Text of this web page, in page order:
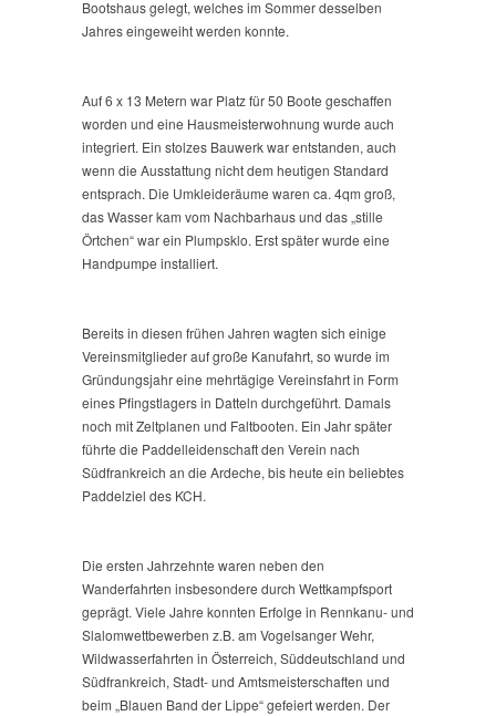
Bootshaus gelegt, welches im Sommer desselben
Jahres eingeweiht werden konnte.
Auf 6 x 13 Metern war Platz für 50 Boote geschaffen
worden und eine Hausmeisterwohnung wurde auch
integriert. Ein stolzes Bauwerk war entstanden, auch
wenn die Ausstattung nicht dem heutigen Standard
entsprach. Die Umkleideräume waren ca. 4qm groß,
das Wasser kam vom Nachbarhaus und das „stille
Örtchen“ war ein Plumpsklo. Erst später wurde eine
Handpumpe installiert.
Bereits in diesen frühen Jahren wagten sich einige
Vereinsmitglieder auf große Kanufahrt, so wurde im
Gründungsjahr eine mehrtägige Vereinsfahrt in Form
eines Pfingstlagers in Datteln durchgeführt. Damals
noch mit Zeltplanen und Faltbooten. Ein Jahr später
führte die Paddelleidenschaft den Verein nach
Südfrankreich an die Ardeche, bis heute ein beliebtes
Paddelziel des KCH.
Die ersten Jahrzehnte waren neben den
Wanderfahrten insbesondere durch Wettkampfsport
geprägt. Viele Jahre konnten Erfolge in Rennkanu- und
Slalomwettbewerben z.B. am Vogelsanger Wehr,
Wildwasserfahrten in Österreich, Süddeutschland und
Südfrankreich, Stadt- und Amtsmeisterschaften und
beim „Blauen Band der Lippe“ gefeiert werden. Der